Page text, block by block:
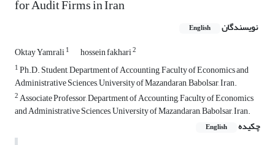
for Audit Firms in Iran
نویسندگان English
Oktay Yamrali1 hossein fakhari2
1Ph.D. Student, Department of Accounting, Faculty of Economics and
Administrative Sciences, University of Mazandaran, Babolsar, Iran.
2Associate Professor, Department of Accounting, Faculty of Economics
and Administrative Sciences, University of Mazandaran, Babolsar, Iran.
چکیده
English